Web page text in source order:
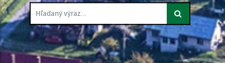
Hľadaný výraz...